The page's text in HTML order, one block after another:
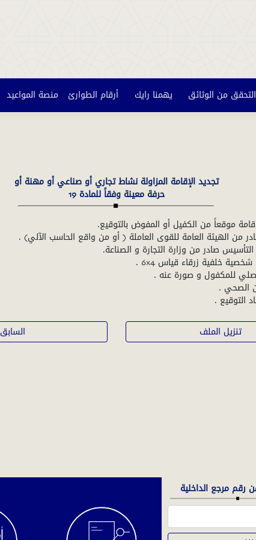
التحقق من الوثائق يهمنا رايك أرقام الطوارئ منصة المواعيد
تجديد الإقامة المزاولة نشاط تجاري أو صناعي أو مهنة أو
حرفة معينة وفقاً للمادة 19
تنزيل الملف
السابق
رقم مرجع الداخلية
القضية